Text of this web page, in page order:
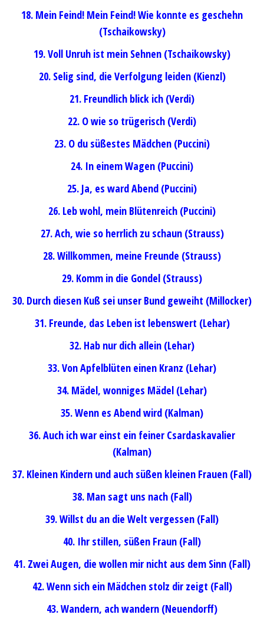
18. Mein Feind! Mein Feind! Wie konnte es geschehn
(Tschaikowsky)
19. Voll Unruh ist mein Sehnen (Tschaikowsky)
20. Selig sind, die Verfolgung leiden (Kienzl)
21. Freundlich blick ich (Verdi)
22. O wie so trügerisch (Verdi)
23. O du süßestes Mädchen (Puccini)
24. In einem Wagen (Puccini)
25. Ja, es ward Abend (Puccini)
26. Leb wohl, mein Blütenreich (Puccini)
27. Ach, wie so herrlich zu schaun (Strauss)
28. Willkommen, meine Freunde (Strauss)
29. Komm in die Gondel (Strauss)
30. Durch diesen Kuß sei unser Bund geweiht (Millocker)
31. Freunde, das Leben ist lebenswert (Lehar)
32. Hab nur dich allein (Lehar)
33. Von Apfelblüten einen Kranz (Lehar)
34. Mädel, wonniges Mädel (Lehar)
35. Wenn es Abend wird (Kalman)
36. Auch ich war einst ein feiner Csardaskavalier
(Kalman)
37. Kleinen Kindern und auch süßen kleinen Frauen (Fall)
38. Man sagt uns nach (Fall)
39. Willst du an die Welt vergessen (Fall)
40. Ihr stillen, süßen Fraun (Fall)
41. Zwei Augen, die wollen mir nicht aus dem Sinn (Fall)
42. Wenn sich ein Mädchen stolz dir zeigt (Fall)
43. Wandern, ach wandern (Neuendorff)